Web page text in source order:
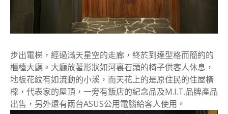
步出電梯，經過滿天星空的走廊，終於到達型格而簡約的
櫃檯大廳。大廳放著形狀如河裏石頭的椅子供客人休息，
地板花紋有如流動的小溪，而天花上的是原住民的住屋橫
樑，代表家的屋頂，一旁有飯店的紀念品及M.I.T.品牌產品
出售，另外還有兩台ASUS公用電腦給客人使用。